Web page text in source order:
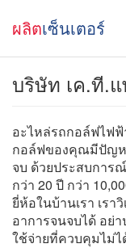
ผลิตเซ็นเตอร์
บริษัท เค.ที.
อะไหล่รถกอล์ฟไฟ
กอล์ฟของคุณมีปัญห
จบ ด้วยประสบกา
กว่า 20 ปี กว่า
ยี่ห้อในบ้านเรา เร
อาการจนจบได้ อย่
ใช้จ่ายที่ควบคุมไม่ไ